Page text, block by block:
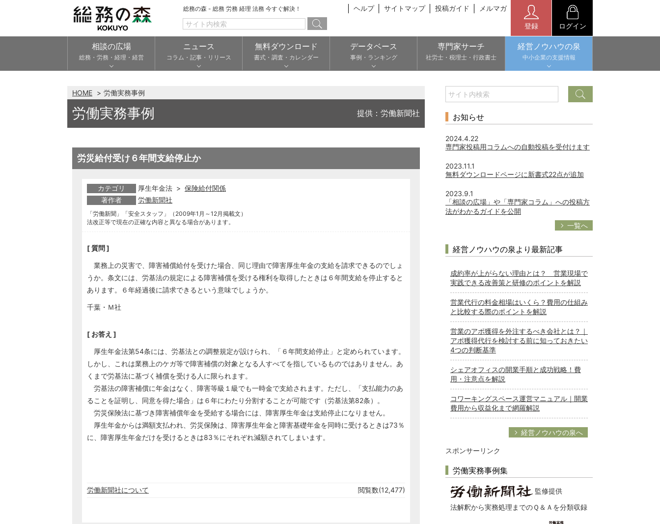
総務の森 - 総務 労務 経理 法務 今すぐ解決！ ヘルプ サイトマップ 投稿ガイド メルマガ
登録 ログイン
相談の広場
総務・労務・経理・経営
ニュース
コラム・記事・リリース
無料ダウンロード
書式・調査・カレンダー
データベース
事例・ランキング
専門家サーチ
社労士・税理士・行政書士
経営ノウハウの泉
中小企業の支援情報
HOME 労働実務事例
労働実務事例 提供：労働新聞社
労災給付受け６年間支給停止か
カテゴリ 厚生年金法 > 保険給付関係
著作者
労働新聞社
「労働新聞」「安全スタッフ」（2009年1月～12月掲載文）
法改正等で現在の正確な内容と異なる場合があります。
[ 質問 ]
業務上の災害で、障害補償給付を受けた場合、同じ理由で障害厚生年金の支給を請求できるのでしょ
うか。条文には、労基法の規定による障害補償を受ける権利を取得したときは６年間支給を停止すると
あります。６年経過後に請求できるという意味でしょうか。
千葉・Ｍ社
[ お答え ]
厚生年金法第54条には、労基法との調整規定が設けられ、「６年間支給停止」と定められています。
しかし、これは業務上のケガ等で障害補償の対象となる人すべてを指しているものではありません。あ
くまで労基法に基づく補償を受ける人に限られます。
労基法の障害補償に年金はなく、障害等級１級でも一時金で支給されます。ただし、「支払能力のあ
ることを証明し、同意を得た場合」は６年にわたり分割することが可能です（労基法第82条）。
労災保険法に基づき障害補償年金を受給する場合には、障害厚生年金は支給停止になりません。
厚生年金からは満額支払われ、労災保険は、障害厚生年金と障害基礎年金を同時に受けるときは73％
に、障害厚生年金だけを受けるときは83％にそれぞれ減額されてしまいます。
労働新聞社について 閲覧数(12,477)
お知らせ
2024.4.22
専門家投稿用コラムへの自動投稿を受付けます
2023.11.1
無料ダウンロードページに新書式22点が追加
2023.9.1
「相談の広場」や「専門家コラム」への投稿方
法がわかるガイドを公開
一覧へ
経営ノウハウの泉より最新記事
成約率が上がらない理由とは？ 営業現場で
実践できる改善策と研修のポイントを解説
営業代行の料金相場はいくら？費用の仕組み
と比較する際のポイントを解説
営業のアポ獲得を外注するべき会社とは？｜
アポ獲得代行を検討する前に知っておきたい
4つの判断基準
シェアオフィスの開業手順と成功戦略！費
用・注意点を解説
コワーキングスペース運営マニュアル｜開業
費用から収益化まで網羅解説
経営ノウハウの泉へ
スポンサーリンク
労働実務事例集
監修提供
法解釈から実務処理までのＱ＆Ａを分類収録